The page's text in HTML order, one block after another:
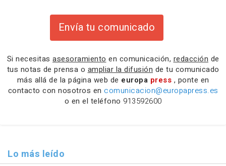
Envía tu comunicado
Si necesitas asesoramiento en comunicación, redacción de
tus notas de prensa o ampliar la difusión de tu comunicado
más allá de la página web de europa press , ponte en
contacto con nosotros en comunicacion@europapress.es
o en el teléfono 913592600
Lo más leído